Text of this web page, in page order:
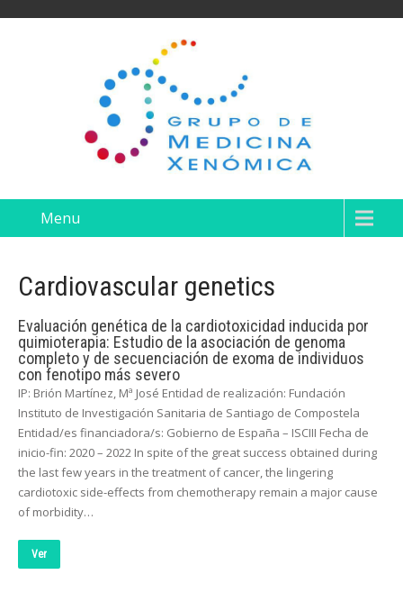
Menu
Cardiovascular genetics
Evaluación genética de la cardiotoxicidad inducida por
quimioterapia: Estudio de la asociación de genoma
completo y de secuenciación de exoma de individuos
con fenotipo más severo
IP: Brión Martínez, Mª José Entidad de realización: Fundación
Instituto de Investigación Sanitaria de Santiago de Compostela
Entidad/es financiadora/s: Gobierno de España – ISCIII Fecha de
inicio-fin: 2020 – 2022 In spite of the great success obtained during
the last few years in the treatment of cancer, the lingering
cardiotoxic side-effects from chemotherapy remain a major cause
of morbidity…
Ver